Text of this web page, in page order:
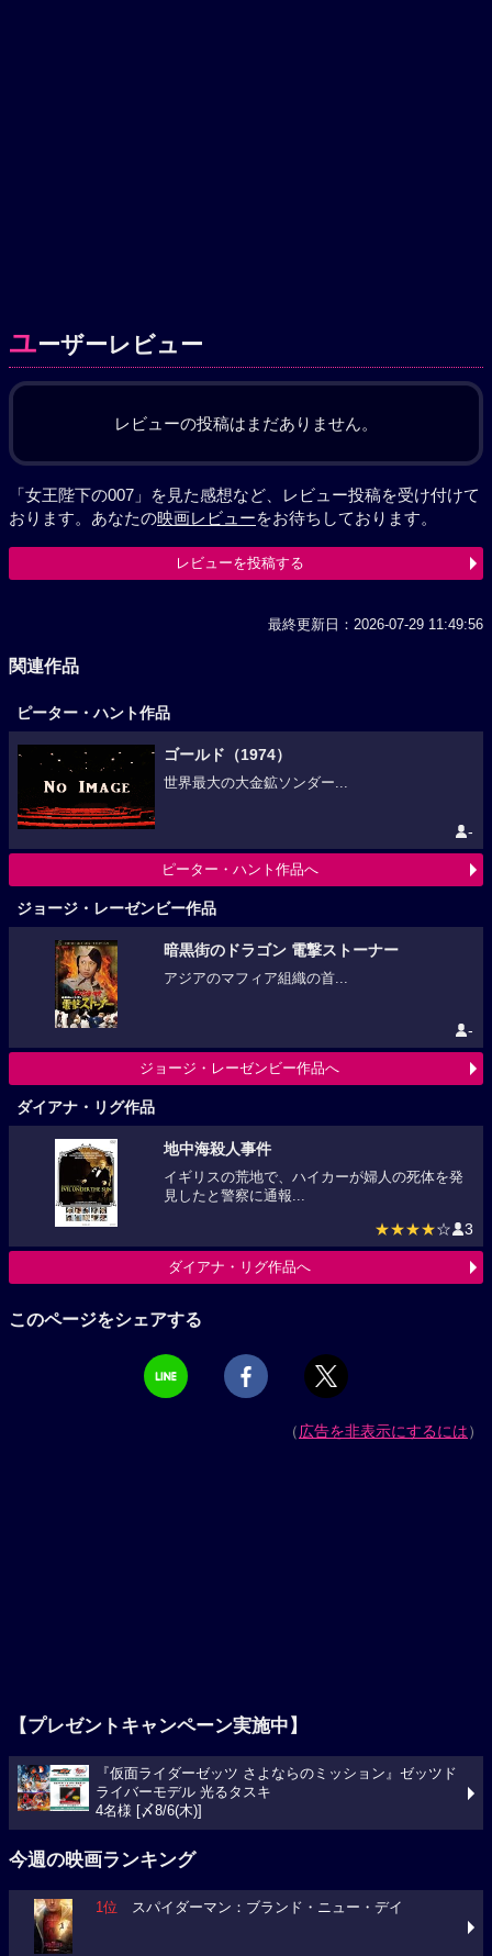
ユーザーレビュー
レビューの投稿はまだありません。
「女王陛下の007」を見た感想など、レビュー投稿を受け付けて
おります。あなたの映画レビューをお待ちしております。
レビューを投稿する
最終更新日：2026-07-29 11:49:56
関連作品
ピーター・ハント作品
ゴールド（1974）
世界最大の大金鉱ソンダー...
-
ピーター・ハント作品へ
ジョージ・レーゼンビー作品
暗黒街のドラゴン 電撃ストーナー
アジアのマフィア組織の首...
-
ジョージ・レーゼンビー作品へ
ダイアナ・リグ作品
地中海殺人事件
イギリスの荒地で、ハイカーが婦人の死体を発
見したと警察に通報...
★★★★☆ 3
ダイアナ・リグ作品へ
このページをシェアする
（広告を非表示にするには）
【プレゼントキャンペーン実施中】
『仮面ライダーゼッツ さよならのミッション』ゼッツド
ライバーモデル 光るタスキ
4名様 [〆8/6(木)]
今週の映画ランキング
1位 スパイダーマン：ブランド・ニュー・デイ